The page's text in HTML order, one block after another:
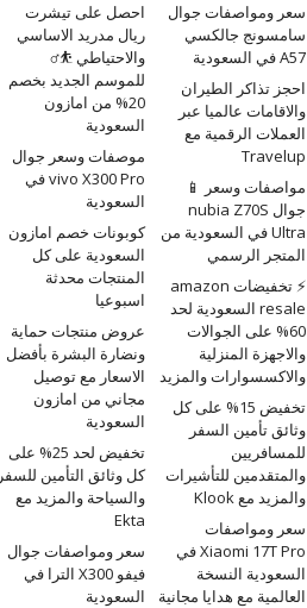
سعر ومواصفات جوال
سامسونج جالكسي
A57 في السعودية
احصل على تيشرت
ريال مدريد الاساسي
والاحتياطي ⛹️‍♂️
للموسم الجديد بخصم
20% من امازون
السعودية
احجز تذاكر الطيران
والاقامات عالميا عبر
العملات الرقمية مع
Travelup
موصفات وسعر جوال
vivo X300 Pro في
السعودية
مواصفات وسعر 📱
جوال nubia Z70S
Ultra في السعودية من
المتجر الرسمي
كوبونات خصم امازون
السعودية على كل
المنتجات محدثة
اسبوعيا
⚡ تخفيضات amazon
resale السعودية لحد
60% على الجوالات
والاجهزة المنزلية
والاكسسوارات والمزيد
عروض منتجات حماية
ونضارة البشرة بأفضل
الاسعار مع توصيل
مجاني من امازون
السعودية
تخفيض 15% على كل
وثائق تأمين السفر
للمسافريين
والمتقدمين للتأشيرات
والمزيد مع Klook
تخفيض لحد 25% على
كل وثائق التأمين للسفر
والسياحة والمزيد مع
Ekta
سعر ومواصفات
Xiaomi 17T Pro في
السعودية النسخة
العالمية مع هدايا مجانية
سعر ومواصفات جوال
فيفو X300 الترا في
السعودية